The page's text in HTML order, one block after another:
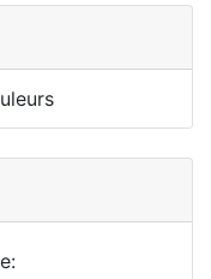
: